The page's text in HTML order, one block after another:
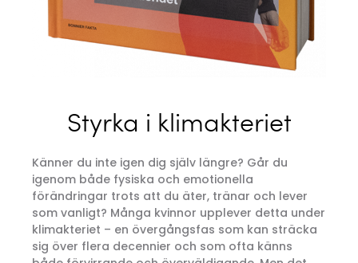
Styrka i klimakteriet
Känner du inte igen dig själv längre? Går du
igenom både fysiska och emotionella
förändringar trots att du äter, tränar och lever
som vanligt? Många kvinnor upplever detta under
klimakteriet – en övergångsfas som kan sträcka
sig över flera decennier och som ofta känns